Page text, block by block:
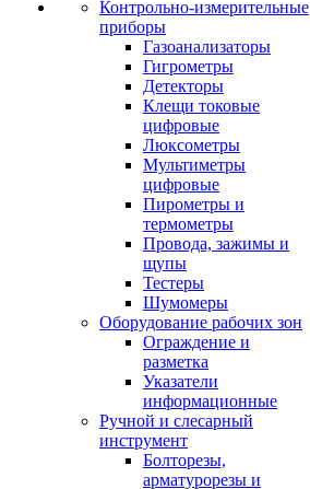
Контрольно-измерительные
приборы
Газоанализаторы
Гигрометры
Детекторы
Клещи токовые
цифровые
Люксометры
Мультиметры
цифровые
Пирометры и
термометры
Провода, зажимы и
щупы
Тестеры
Шумомеры
Оборудование рабочих зон
Ограждение и
разметка
Указатели
информационные
Ручной и слесарный
инструмент
Болторезы,
арматурорезы и